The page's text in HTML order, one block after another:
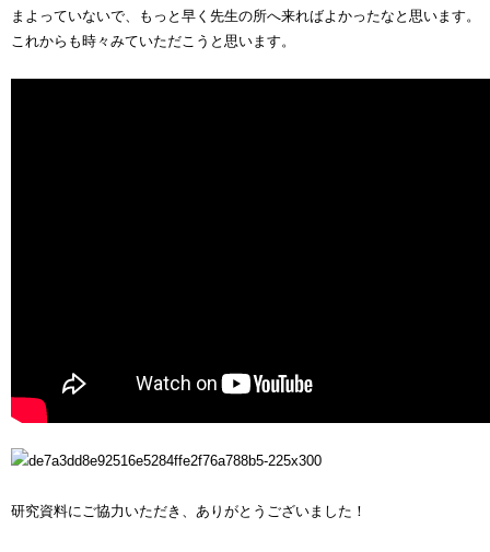
まよっていないで、もっと早く先生の所へ来ればよかったなと思います。
これからも時々みていただこうと思います。
研究資料にご協力いただき、ありがとうございました！